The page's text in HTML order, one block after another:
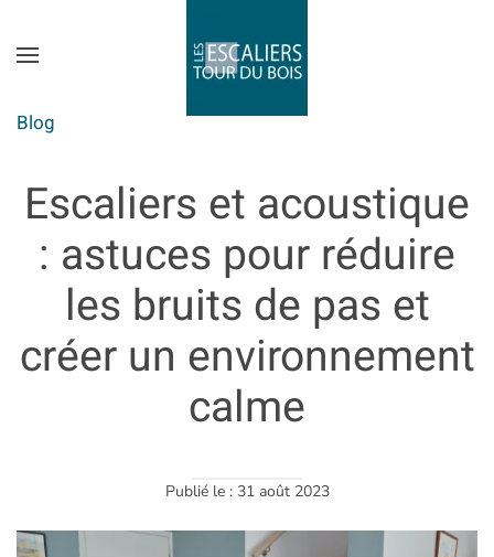
Skip to main content
Blog
Escaliers et acoustique
: astuces pour réduire
les bruits de pas et
créer un environnement
calme
Publié le : 31 août 2023